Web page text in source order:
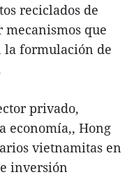
reciclados de
mecanismos que
formulación de
privado,
economía,, Hong
vietnamitas en
inversión